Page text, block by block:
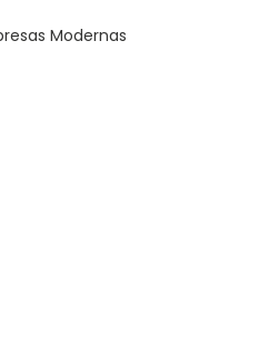
Modernas